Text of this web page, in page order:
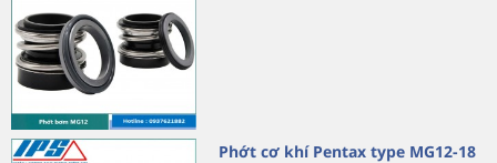
Phớt cơ khí Pentax type MG12-18